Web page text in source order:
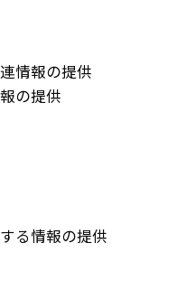
情報の提供
の提供
る情報の提供